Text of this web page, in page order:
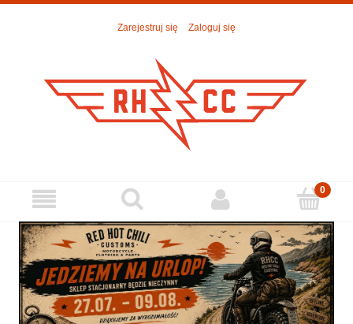
Zarejestruj się Zaloguj się